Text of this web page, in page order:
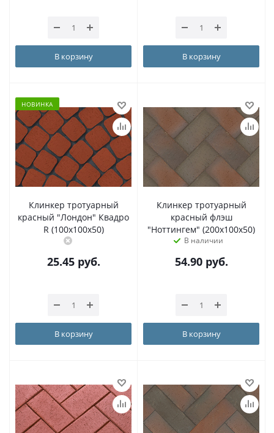
В корзину В корзину
НОВИНКА
Клинкер тротуарный
красный "Лондон" Квадро
R (100x100x50)
25.45руб.
В корзину
Клинкер тротуарный
красный флэш
"Ноттингем" (200x100x50)
В наличии
54.90руб.
В корзину